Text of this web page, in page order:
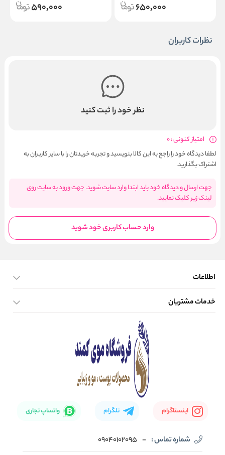
650,000
590,000
نظرات کاربران
نظر خود را ثبت کنید
امتیاز کنونی : 0
لطفا دیدگاه خود را راجع به این کالا بنویسید و تجربه خریدتان را با سایر کاربران به
اشتراک بگذارید.
جهت ارسال و دیدگاه خود باید ابتدا وارد سایت شوید. جهت ورود به سایت روی
لینک زیر کلیک نمایید.
وارد حساب کاربری خود شوید
اطلاعات
صفحه اصلی
خدمات مشتریان
اینستاگرام تلگرام واتساپ تجاری
شماره تماس : -
09040102095